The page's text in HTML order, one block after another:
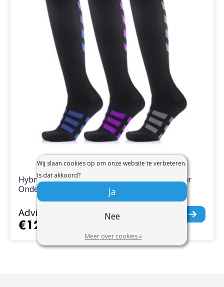
Hybride Compressiesokken 20-30 mmHg voor
Ondersteuning
Adviesprijs
€12,95
Wij slaan cookies op om onze website te verbeteren.
Is dat akkoord?
Ja
Nee
Meer over cookies »